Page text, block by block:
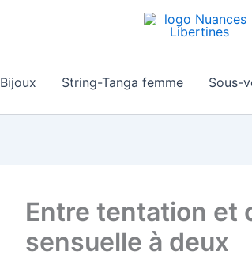
Bijoux String-Tanga femme Sous-
Entre tentation et
sensuelle à deux